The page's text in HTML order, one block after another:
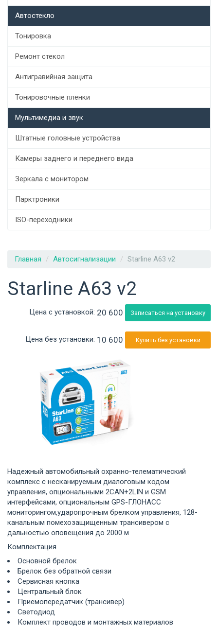
Автостекло
Тонировка
Ремонт стекол
Антигравийная защита
Тонировочные пленки
Мультимедиа и звук
Штатные головные устройства
Камеры заднего и переднего вида
Зеркала с монитором
Парктроники
ISO-переходники
Главная Автосигнализации Starline A63 v2
Starline A63 v2
Цена с установкой: 20 600 Записаться на установку
Цена без установки: 10 600 Купить без установки
Надежный автомобильный охранно-телематический
комплекс с несканируемым диалоговым кодом
управления, опциональными 2CAN+2LIN и GSM
интерфейсами, опциональным GPS-ГЛОНАСС
мониторингом,ударопрочным брелком управления, 128-
канальным помехозащищенным трансивером с
дальностью оповещения до 2000 м
Комплектация
Основной брелок
Брелок без обратной связи
Сервисная кнопка
Центральный блок
Приемопередатчик (трансивер)
Светодиод
Комплект проводов и монтажных материалов